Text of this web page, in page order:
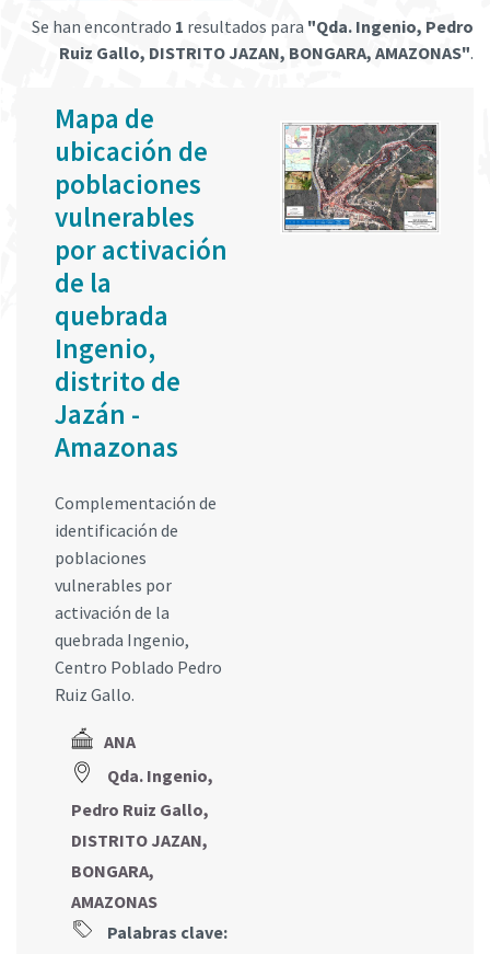
Se han encontrado 1 resultados para "Qda. Ingenio, Pedro
Ruiz Gallo, DISTRITO JAZAN, BONGARA, AMAZONAS".
Mapa de
ubicación de
poblaciones
vulnerables
por activación
de la
quebrada
Ingenio,
distrito de
Jazán -
Amazonas
Complementación de
identificación de
poblaciones
vulnerables por
activación de la
quebrada Ingenio,
Centro Poblado Pedro
Ruiz Gallo.
ANA
Qda. Ingenio,
Pedro Ruiz Gallo,
DISTRITO JAZAN,
BONGARA,
AMAZONAS
Palabras clave: